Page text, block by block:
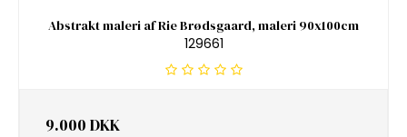
Abstrakt maleri af Rie Brødsgaard, maleri 90x100cm
129661
9.000 DKK